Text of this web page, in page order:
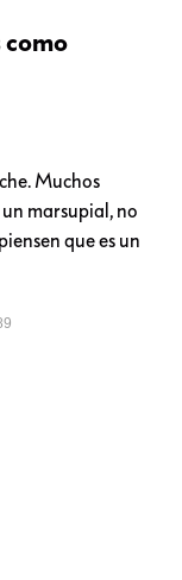
como
Muchos
marsupial, no
que es un